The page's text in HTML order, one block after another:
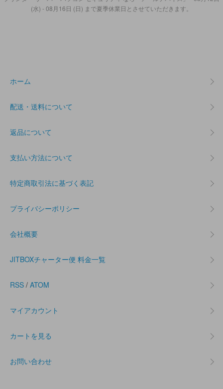
(水) - 08月16日 (日) まで夏季休業日とさせていただきます。
ホーム
配送・送料について
返品について
支払い方法について
特定商取引法に基づく表記
プライバシーポリシー
会社概要
JITBOXチャーター便 料金一覧
RSS / ATOM
マイアカウント
カートを見る
お問い合わせ